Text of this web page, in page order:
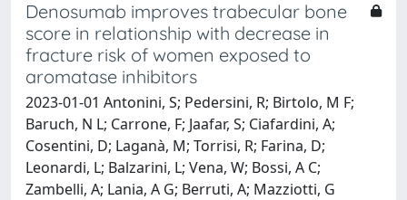
Denosumab improves trabecular bone
score in relationship with decrease in
fracture risk of women exposed to
aromatase inhibitors
2023-01-01 Antonini, S; Pedersini, R; Birtolo, M F;
Baruch, N L; Carrone, F; Jaafar, S; Ciafardini, A;
Cosentini, D; Laganà, M; Torrisi, R; Farina, D;
Leonardi, L; Balzarini, L; Vena, W; Bossi, A C;
Zambelli, A; Lania, A G; Berruti, A; Mazziotti, G